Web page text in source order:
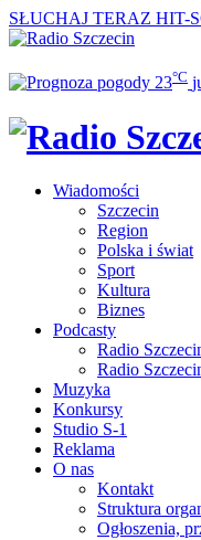
SŁUCHAJ TERAZ HIT-
23°C
Wiadomości
Szczecin
Region
Polska i świat
Sport
Kultura
Biznes
Podcasty
Radio
Radio
Muzyka
Konkursy
Studio S-1
Reklama
O nas
Kontakt
Struktura
Ogłoszenia,